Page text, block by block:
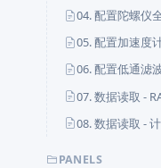
04. 配置陀螺仪
05. 配置加速度
06. 配置低通滤
07. 数据读取 -
08. 数据读取 -
PANELS